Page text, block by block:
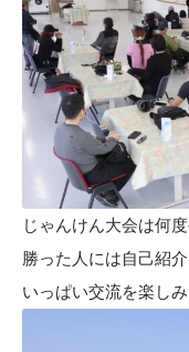
じゃんけん大会は何
勝った人には自己紹
いっぱい交流を楽しみ